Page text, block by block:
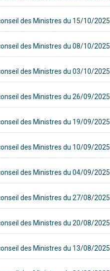
des Ministres du 15/10/2025
des Ministres du 08/10/2025
des Ministres du 03/10/2025
des Ministres du 26/09/2025
des Ministres du 19/09/2025
des Ministres du 10/09/2025
des Ministres du 04/09/2025
des Ministres du 27/08/2025
des Ministres du 20/08/2025
des Ministres du 13/08/2025